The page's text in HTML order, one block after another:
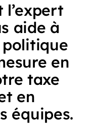
l’expert
aide à
en
taxe
en
équipes.